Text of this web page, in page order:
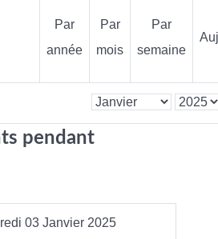
Par
année
Par
mois
Par
semaine
pendant
03 Janvier 2025